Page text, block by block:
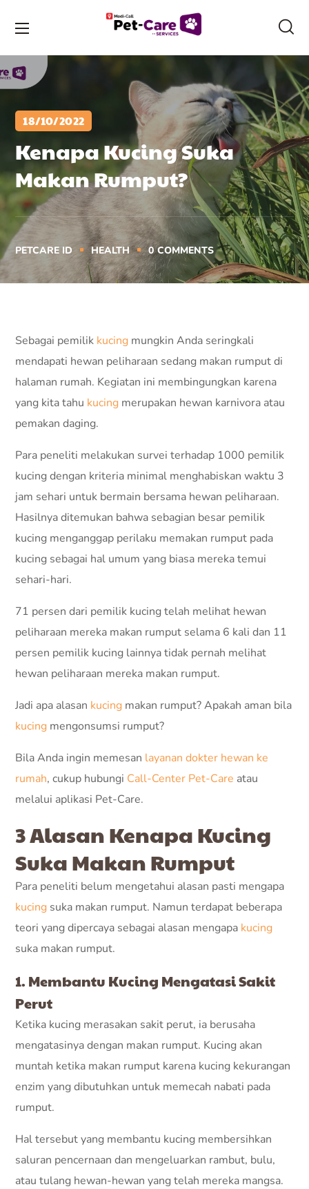
18/10/2022
Kenapa Kucing Suka
Makan Rumput?
PETCARE ID HEALTH 0 COMMENTS
Sebagai pemilik kucing mungkin Anda seringkali
mendapati hewan peliharaan sedang makan rumput di
halaman rumah. Kegiatan ini membingungkan karena
yang kita tahu kucing merupakan hewan karnivora atau
pemakan daging.
Para peneliti melakukan survei terhadap 1000 pemilik
kucing dengan kriteria minimal menghabiskan waktu 3
jam sehari untuk bermain bersama hewan peliharaan.
Hasilnya ditemukan bahwa sebagian besar pemilik
kucing menganggap perilaku memakan rumput pada
kucing sebagai hal umum yang biasa mereka temui
sehari-hari.
71 persen dari pemilik kucing telah melihat hewan
peliharaan mereka makan rumput selama 6 kali dan 11
persen pemilik kucing lainnya tidak pernah melihat
hewan peliharaan mereka makan rumput.
Jadi apa alasan kucing makan rumput? Apakah aman bila
kucing mengonsumsi rumput?
Bila Anda ingin memesan layanan dokter hewan ke
rumah, cukup hubungi Call-Center Pet-Care atau
melalui aplikasi Pet-Care.
3 Alasan Kenapa Kucing
Suka Makan Rumput
Para peneliti belum mengetahui alasan pasti mengapa
kucing suka makan rumput. Namun terdapat beberapa
teori yang dipercaya sebagai alasan mengapa kucing
suka makan rumput.
1. Membantu Kucing Mengatasi Sakit
Perut
Ketika kucing merasakan sakit perut, ia berusaha
mengatasinya dengan makan rumput. Kucing akan
muntah ketika makan rumput karena kucing kekurangan
enzim yang dibutuhkan untuk memecah nabati pada
rumput.
Hal tersebut yang membantu kucing membersihkan
saluran pencernaan dan mengeluarkan rambut, bulu,
atau tulang hewan-hewan yang telah mereka mangsa.